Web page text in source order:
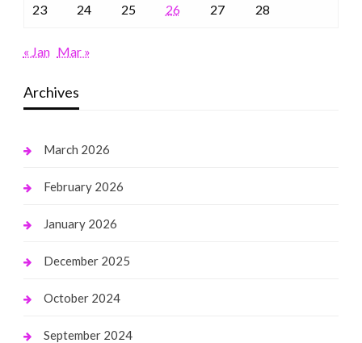
23 24 25 26 27 28
« Jan Mar »
Archives
March 2026
February 2026
January 2026
December 2025
October 2024
September 2024